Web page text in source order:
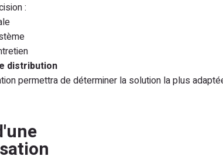
:
distribution
permettra de déterminer la solution la plus